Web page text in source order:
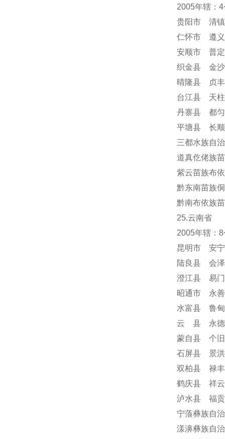
2005年辖：
贵阳市 清
仁怀市 遵
安顺市 普
织金县 金
晴隆县 贞
台江县 天
丹寨县 都
平塘县 长
三都水族自
道真仡佬族
紫云苗族布
黔东南苗族
黔南布依族
25.云南省
2005年辖：
昆明市 安
陆良县 会
澄江县 易
昭通市 永
水富县 鲁
云 县 永德
蒙自县 个
石屏县 景
双柏县 禄
鹤庆县 祥
泸水县 福
宁蒗彝族自
漾濞彝族自